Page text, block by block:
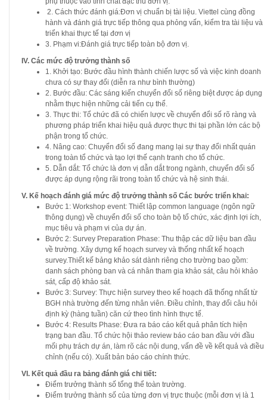
2. Cách thức đánh giá:Đơn vị chuẩn bị tài liệu. Viettel cùng đồng
hành và đánh giá trực tiếp thông qua phỏng vấn, kiểm tra tài liệu và
triển khai thực tế tại đơn vị
3. Phạm vi:Đánh giá trực tiếp toàn bộ đơn vị.
IV. Các mức độ trưởng thành số
1. Khởi tạo: Bước đầu hình thành chiến lược số và việc kinh doanh
chưa có sự thay đổi (diễn ra như bình thường)
2. Bước đầu: Các sáng kiến chuyển đổi số riêng biệt được áp dụng
nhằm thực hiện những cải tiến cụ thể.
3. Thực thi: Tổ chức đã có chiến lược về chuyển đổi số rõ ràng và
phương pháp triển khai hiệu quả được thực thi tại phần lớn các bộ
phận trong tổ chức.
4. Nâng cao: Chuyển đổi số đang mang lại sự thay đổi nhất quán
trong toàn tổ chức và tạo lợi thế cạnh tranh cho tổ chức.
5. Dẫn dắt: Tổ chức là đơn vị dẫn dắt trong ngành, chuyển đổi số
được áp dụng rộng rãi trong toàn tổ chức và hệ sinh thái.
V. Kế hoạch đánh giá mức độ trưởng thành số Các bước triển khai:
Bước 1: Workshop event: Thiết lập common language (ngôn ngữ
thông dụng) về chuyển đổi số cho toàn bộ tổ chức, xác định lợi ích,
mục tiêu và phạm vi của dự án.
Bước 2: Survey Preparation Phase: Thu thập các dữ liệu ban đầu
về trường. Xây dựng kế hoạch survey và thống nhất kế hoạch
survey.Thiết kế bảng khảo sát dành riêng cho trường bao gồm:
danh sách phòng ban và cá nhân tham gia khảo sát, câu hỏi khảo
sát, cấp độ khảo sát.
Bước 3: Survey: Thực hiện survey theo kế hoạch đã thống nhất từ
BGH nhà trường đến từng nhân viên. Điều chỉnh, thay đổi câu hỏi
định kỳ (hàng tuần) căn cứ theo tình hình thực tế.
Bước 4: Results Phase: Đưa ra báo cáo kết quả phân tích hiện
trạng ban đầu. Tổ chức hội thảo review báo cáo ban đầu với đầu
mối phụ trách dự án, làm rõ các nội dung, vấn đề về kết quả và điều
chỉnh (nếu có). Xuất bản báo cáo chính thức.
VI. Kết quả đầu ra bảng đánh giá chi tiết:
Điểm trưởng thành số tổng thể toàn trường.
Điểm trưởng thành số của từng đơn vị trực thuộc (mỗi đơn vị là 1